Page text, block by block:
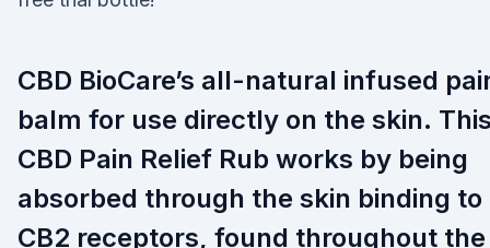
CBD BioCare’s all-natural infused
balm for use directly on the skin. This
CBD Pain Relief Rub works by being
absorbed through the skin binding to
CB2 receptors, found throughout the